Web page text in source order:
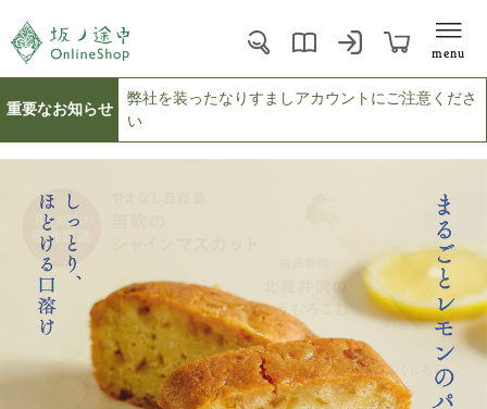
menu
重要なお知らせ
弊社を装ったなりすましアカウントにご注意くださ
い